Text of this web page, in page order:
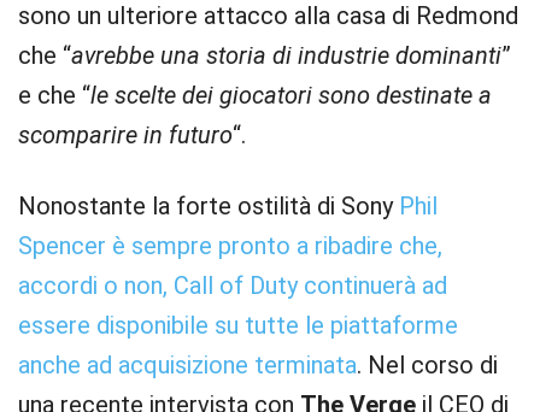
sono un ulteriore attacco alla casa di Redmond
che “avrebbe una storia di industrie dominanti”
e che “le scelte dei giocatori sono destinate a
scomparire in futuro“.
Nonostante la forte ostilità di Sony Phil
Spencer è sempre pronto a ribadire che,
accordi o non, Call of Duty continuerà ad
essere disponibile su tutte le piattaforme
anche ad acquisizione terminata. Nel corso di
una recente intervista con The Verge il CEO di